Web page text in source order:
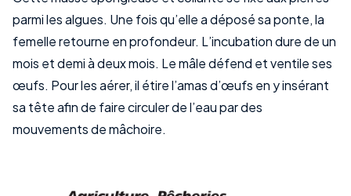
parmi les algues. Une fois qu’elle a déposé sa ponte, la
femelle retourne en profondeur. L’incubation dure de un
mois et demi à deux mois. Le mâle défend et ventile ses
œufs. Pour les aérer, il étire l’amas d’œufs en y insérant
sa tête afin de faire circuler de l’eau par des
mouvements de mâchoire.